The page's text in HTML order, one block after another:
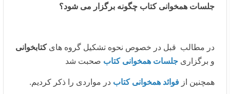
جلسات همخوانی کتاب چگونه برگزار می شود؟
در مطالب قبل در خصوص نحوه تشکیل گروه های کتابخوانی
و برگزاری جلسات همخوانی کتاب صحبت شد
همچنین از فوائد همخوانی کتاب در مواردی را ذکر کردیم.